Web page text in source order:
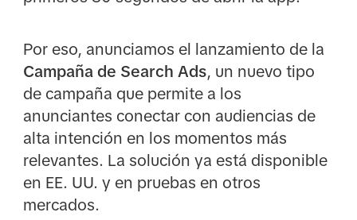
Por eso, anunciamos el lanzamiento de la
Campaña de Search Ads, un nuevo tipo
de campaña que permite a los
anunciantes conectar con audiencias de
alta intención en los momentos más
relevantes. La solución ya está disponible
en EE. UU. y en pruebas en otros
mercados.